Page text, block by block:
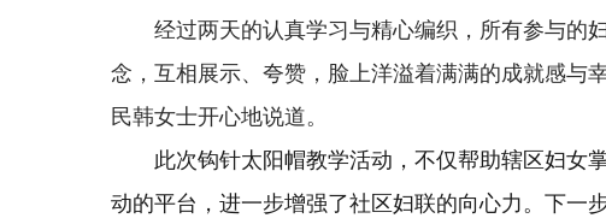
经过两天的认真学习与精心编织，所有参与的
念，互相展示、夸赞，脸上洋溢着满满的成就感与
民韩女士开心地说道。
此次钩针太阳帽教学活动，不仅帮助辖区妇女
动的平台，进一步增强了社区妇联的向心力。下一